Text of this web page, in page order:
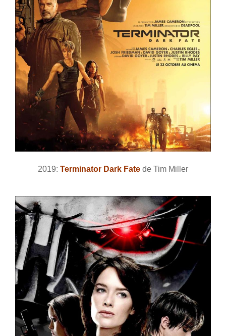
2019: Terminator Dark Fate de Tim Miller